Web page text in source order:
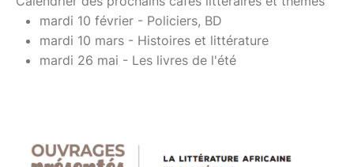
mardi 10 février - Policiers, BD
mardi 10 mars - Histoires et littérature
mardi 26 mai - Les livres de l'été